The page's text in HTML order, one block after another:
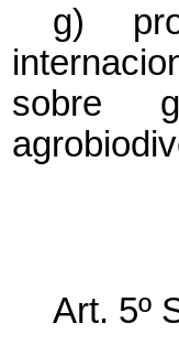
g)
sobre
Art. 5º